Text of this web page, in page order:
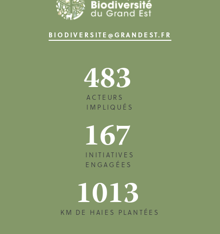
BIODIVERSITE@GRANDEST.FR
483
ACTEURS
IMPLIQUÉS
167
INITIATIVES
ENGAGÉES
1013
KM DE HAIES PLANTÉES